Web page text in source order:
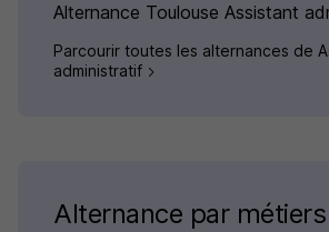
Alternance Toulouse Assistant
Parcourir toutes les alternances de
administratif
Alternance par